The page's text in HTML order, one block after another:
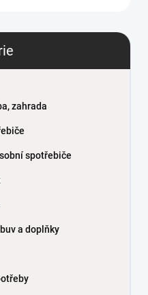
zahrada
spotřebiče
a doplňky